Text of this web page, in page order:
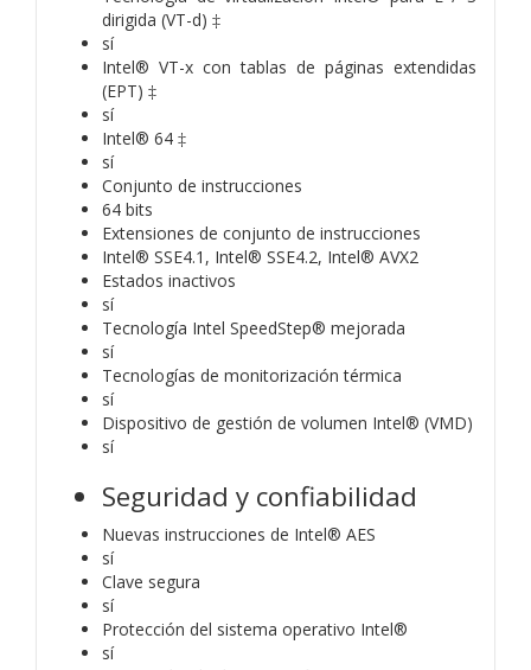
dirigida (VT-d) ‡
sí
Intel® VT-x con tablas de páginas extendidas
(EPT) ‡
sí
Intel® 64 ‡
sí
Conjunto de instrucciones
64 bits
Extensiones de conjunto de instrucciones
Intel® SSE4.1, Intel® SSE4.2, Intel® AVX2
Estados inactivos
sí
Tecnología Intel SpeedStep® mejorada
sí
Tecnologías de monitorización térmica
sí
Dispositivo de gestión de volumen Intel® (VMD)
sí
Seguridad y confiabilidad
Nuevas instrucciones de Intel® AES
sí
Clave segura
sí
Protección del sistema operativo Intel®
sí